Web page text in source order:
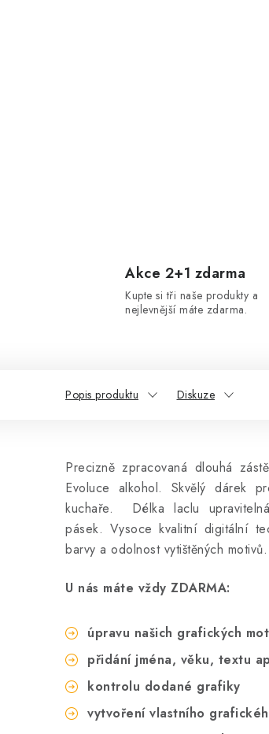
Akce 2+1 zdarma
Kupte si tři naše produkty a
nejlevnější máte zdarma.
Popis produktu Diskuze
Precizně zpracovaná dlouhá
Evoluce alkohol. Skvělý dárek
kuchaře. Délka laclu
pásek. Vysoce kvalitní digitální
barvy a odolnost vytištěných motivů.
U nás máte vždy ZDARMA:
úpravu našich grafických
přidání jména, věku, textu
kontrolu dodané grafiky
vytvoření vlastního